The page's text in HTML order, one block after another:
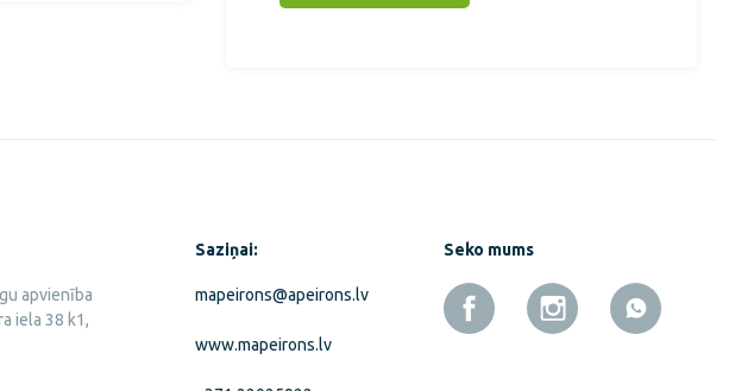
apvienība
iela 38 k1,
Saziņai:
mapeirons@apeirons.lv
www.mapeirons.lv
Seko mums